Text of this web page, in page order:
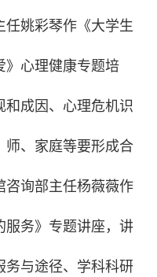
任姚彩琴作《大学生
》心理健康专题培
成因、心理危机识
师、家庭等要形成合
咨询部主任杨薇薇作
服务》专题讲座，讲
务与途径、学科科研